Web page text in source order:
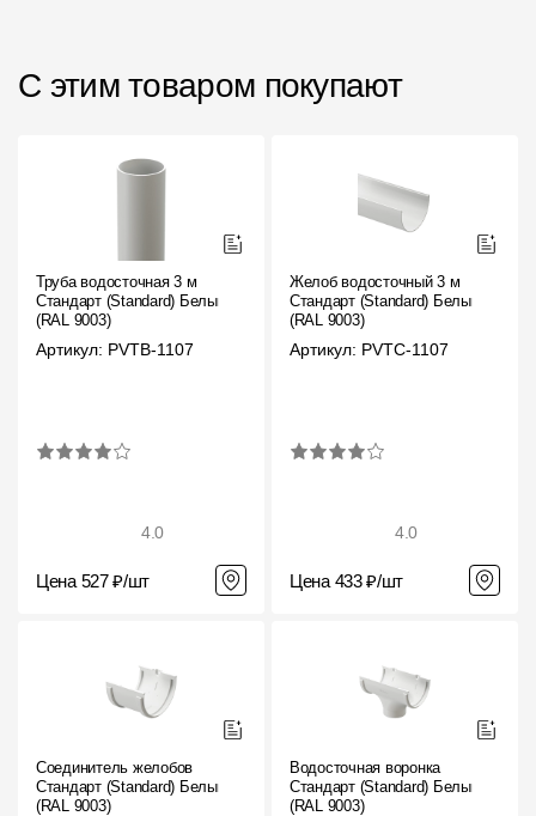
С этим товаром покупают
Труба водосточная 3 м
Стандарт (Standard) Белый,
(RAL 9003)
Артикул: PVTB-1107
4.0
Цена 527 ₽/шт
Желоб водосточный 3 м
Стандарт (Standard) Белый,
(RAL 9003)
Артикул: PVTC-1107
4.0
Цена 433 ₽/шт
Соединитель желобов
Стандарт (Standard) Белый,
(RAL 9003)
Водосточная воронка
Стандарт (Standard) Белый,
(RAL 9003)